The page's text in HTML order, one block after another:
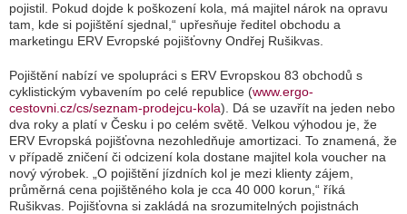
pojistil. Pokud dojde k poškození kola, má majitel nárok na opravu
tam, kde si pojištění sjednal,“ upřesňuje ředitel obchodu a
marketingu ERV Evropské pojišťovny Ondřej Rušikvas.
Pojištění nabízí ve spolupráci s ERV Evropskou 83 obchodů s
cyklistickým vybavením po celé republice (www.ergo-
cestovni.cz/cs/seznam-prodejcu-kola). Dá se uzavřít na jeden nebo
dva roky a platí v Česku i po celém světě. Velkou výhodou je, že
ERV Evropská pojišťovna nezohledňuje amortizaci. To znamená, že
v případě zničení či odcizení kola dostane majitel kola voucher na
nový výrobek. „O pojištění jízdních kol je mezi klienty zájem,
průměrná cena pojištěného kola je cca 40 000 korun,“ říká
Rušikvas. Pojišťovna si zakládá na srozumitelných pojistnách